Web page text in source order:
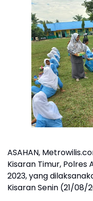
ASAHAN,
Kisaran Timur, Polres
2023, yang
Kisaran Senin (21/08/